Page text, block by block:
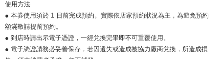
使用方法
● 本券使用須於 1 日前完成預約。實際依店家預約狀況為主，為避免預約
額滿敬請提前預約。
● 到店時請出示電子憑證，一經兌換完畢即不可重覆使用。
● 電子憑證請務必妥善保存，若因遺失或造成被協力廠商兌換，所造成損